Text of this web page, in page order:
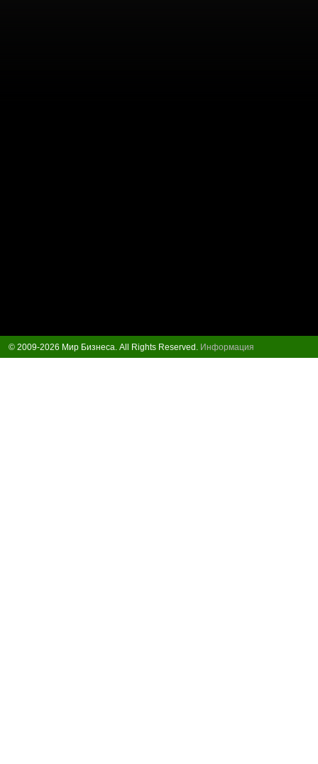
© 2009-2026 Мир Бизнеса. All Rights Reserved. Информация